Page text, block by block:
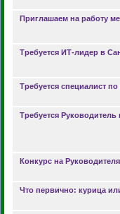
Приглашаем на работу
Требуется ИТ-лидер в
Требуется специалист
Требуется
Конкурс на
Что первично: курица